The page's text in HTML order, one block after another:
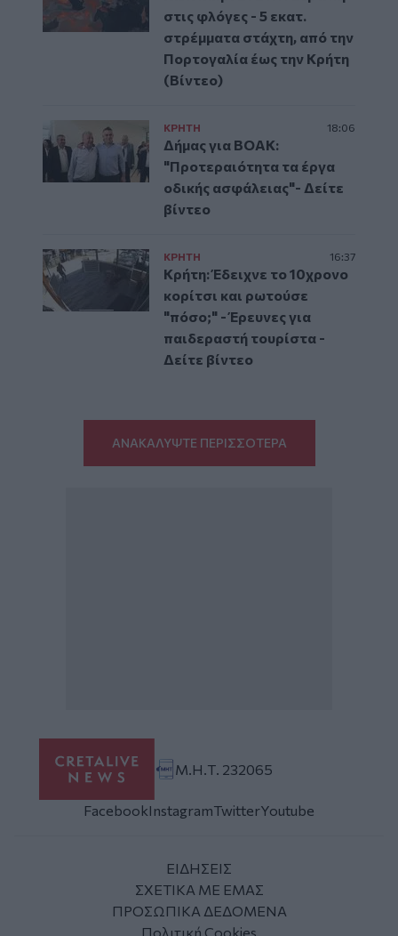
στις φλόγες - 5 εκατ.
στρέμματα στάχτη, από την
Πορτογαλία έως την Κρήτη
(Βίντεο)
ΚΡΗΤΗ 18:06
Δήμας για ΒΟΑΚ:
"Προτεραιότητα τα έργα
οδικής ασφάλειας"- Δείτε
βίντεο
ΚΡΗΤΗ 16:37
Κρήτη: Έδειχνε το 10χρονο
κορίτσι και ρωτούσε
"πόσο;" - Έρευνες για
παιδεραστή τουρίστα -
Δείτε βίντεο
ΑΝΑΚΑΛΥΨΤΕ ΠΕΡΙΣΣΟΤΕΡΑ
Μ.Η.Τ. 232065
FacebookInstagramTwitterYoutube
ΕΙΔΗΣΕΙΣ
ΣΧΕΤΙΚΑ ΜΕ ΕΜΑΣ
ΠΡΟΣΩΠΙΚΑ ΔΕΔΟΜΕΝΑ
Πολιτική Cookies